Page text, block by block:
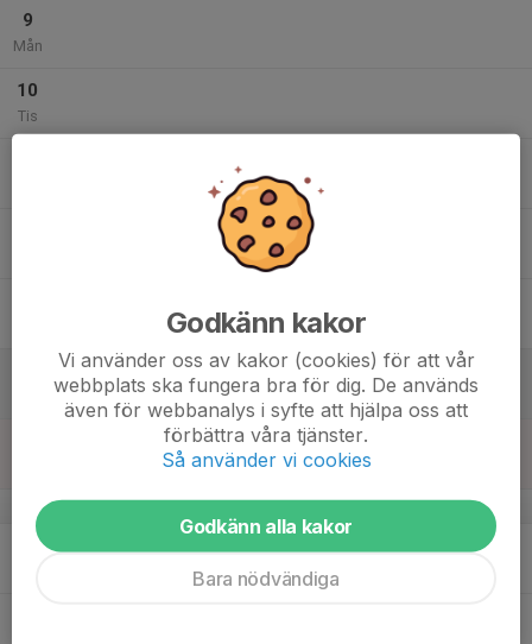
9
Mån
10
Tis
09:00
10:00
Träning Skär
G2-hallen, Gustavsberg
v.8
Godkänn kakor
Vi använder oss av kakor (cookies) för att vår
webbplats ska fungera bra för dig. De används
även för webbanalys i syfte att hjälpa oss att
förbättra våra tjänster.
Så använder vi cookies
Godkänn alla kakor
Bara nödvändiga